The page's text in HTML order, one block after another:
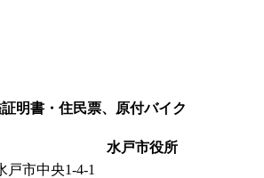
明書・住民票、原付バイク
水戸市役所
戸市中央1-4-1